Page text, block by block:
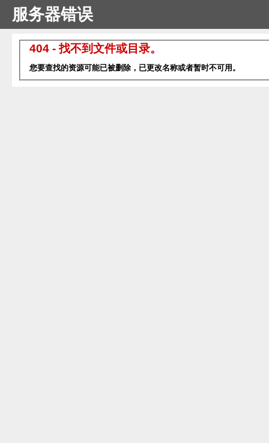
服务器错误
404 - 找不到文件或目录。
您要查找的资源可能已被删除，已更改名称或者暂时不可用。